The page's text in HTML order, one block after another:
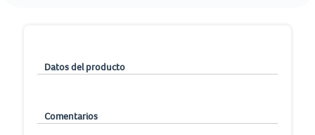
Datos del producto
Comentarios